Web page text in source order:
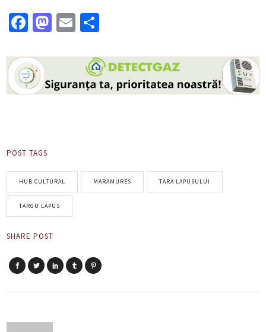
Facebook
Mastodon
Email
POST TAGS
HUB CULTURAL MARAMURES TARA LAPUSULUI
TARGU LAPUS
SHARE POST